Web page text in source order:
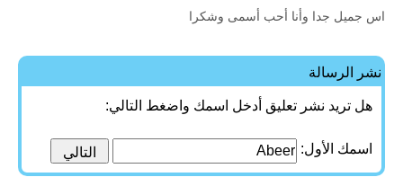
اس جميل جدا وأنا أحب أسمى وشكرا
نشر الرسالة
هل تريد نشر تعليق أدخل اسمك واضغط التالي:
اسمك الأول: